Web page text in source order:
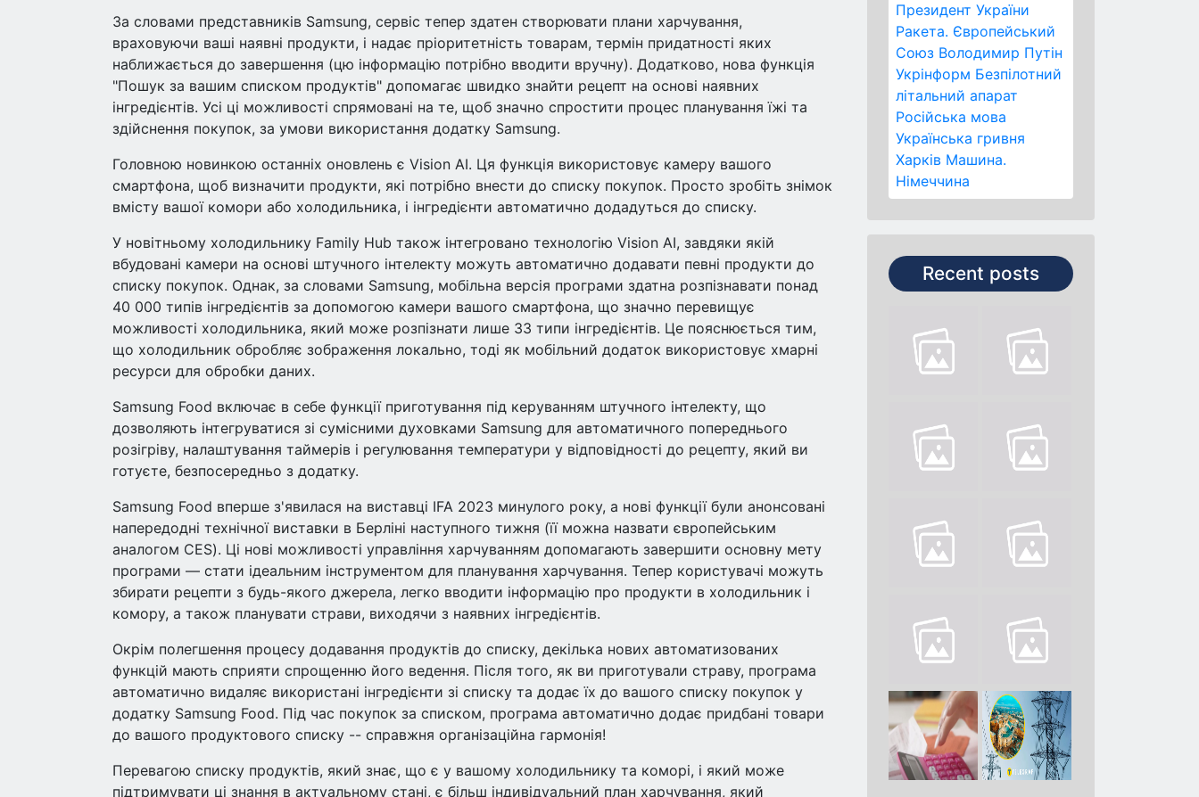
Президент України
Ракета. Європейський
Союз Володимир Путін
Укрінформ Безпілотний
літальний апарат
Російська мова
Українська гривня
Харків Машина.
Німеччина
Recent posts
За словами представників Samsung, сервіс тепер здатен створювати плани харчування,
враховуючи ваші наявні продукти, і надає пріоритетність товарам, термін придатності яких
наближається до завершення (цю інформацію потрібно вводити вручну). Додатково, нова функція
"Пошук за вашим списком продуктів" допомагає швидко знайти рецепт на основі наявних
інгредієнтів. Усі ці можливості спрямовані на те, щоб значно спростити процес планування їжі та
здійснення покупок, за умови використання додатку Samsung.
Головною новинкою останніх оновлень є Vision AI. Ця функція використовує камеру вашого
смартфона, щоб визначити продукти, які потрібно внести до списку покупок. Просто зробіть знімок
вмісту вашої комори або холодильника, і інгредієнти автоматично додадуться до списку.
У новітньому холодильнику Family Hub також інтегровано технологію Vision AI, завдяки якій
вбудовані камери на основі штучного інтелекту можуть автоматично додавати певні продукти до
списку покупок. Однак, за словами Samsung, мобільна версія програми здатна розпізнавати понад
40 000 типів інгредієнтів за допомогою камери вашого смартфона, що значно перевищує
можливості холодильника, який може розпізнати лише 33 типи інгредієнтів. Це пояснюється тим,
що холодильник обробляє зображення локально, тоді як мобільний додаток використовує хмарні
ресурси для обробки даних.
Samsung Food включає в себе функції приготування під керуванням штучного інтелекту, що
дозволяють інтегруватися зі сумісними духовками Samsung для автоматичного попереднього
розігріву, налаштування таймерів і регулювання температури у відповідності до рецепту, який ви
готуєте, безпосередньо з додатку.
Samsung Food вперше з'явилася на виставці IFA 2023 минулого року, а нові функції були анонсовані
напередодні технічної виставки в Берліні наступного тижня (її можна назвати європейським
аналогом CES). Ці нові можливості управління харчуванням допомагають завершити основну мету
програми — стати ідеальним інструментом для планування харчування. Тепер користувачі можуть
збирати рецепти з будь-якого джерела, легко вводити інформацію про продукти в холодильник і
комору, а також планувати страви, виходячи з наявних інгредієнтів.
Окрім полегшення процесу додавання продуктів до списку, декілька нових автоматизованих
функцій мають сприяти спрощенню його ведення. Після того, як ви приготували страву, програма
автоматично видаляє використані інгредієнти зі списку та додає їх до вашого списку покупок у
додатку Samsung Food. Під час покупок за списком, програма автоматично додає придбані товари
до вашого продуктового списку -- справжня організаційна гармонія!
Перевагою списку продуктів, який знає, що є у вашому холодильнику та коморі, і який може
підтримувати ці знання в актуальному стані, є більш індивідуальний план харчування, який